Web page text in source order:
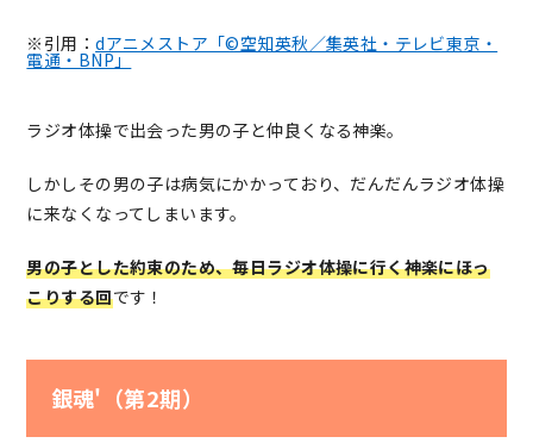
※引用：dアニメストア「©空知英秋／集英社・テレビ東京・
電通・BNP」
ラジオ体操で出会った男の子と仲良くなる神楽。
しかしその男の子は病気にかかっており、だんだんラジオ体操
に来なくなってしまいます。
男の子とした約束のため、毎日ラジオ体操に行く神楽にほっ
こりする回です！
銀魂'（第2期）